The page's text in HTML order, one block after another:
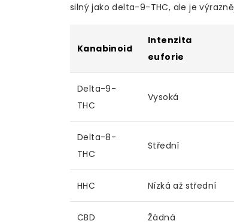
silný jako delta-9-THC, ale je
Kanabinoid
Intenzita
euforie
Delta-9-
THC
Vysoká
Delta-8-
THC
Střední
HHC Nízká až střední
CBD Žádná